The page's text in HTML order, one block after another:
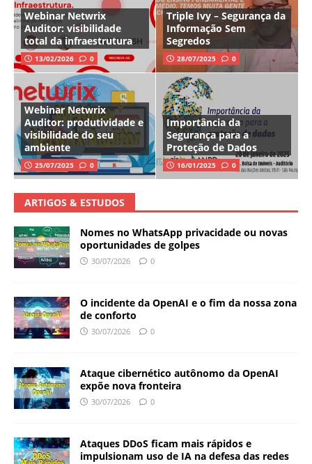
Webinar Netwrix
Auditor: visibilidade
total da infraestrutura
13/02/2026 0
Triple Ivy – Segurança da
Informação Sem
Segredos
28/07/2025 0
Webinar Netwrix
Auditor: produtividade e
visibilidade do seu
ambiente
25/07/2025 0
Importância da
Segurança para a
Proteção de Dados
16/01/2025 0
ARTIGOS & ESTUDOS
Nomes no WhatsApp privacidade ou novas
oportunidades de golpes
30/07/2026 0
O incidente da OpenAI e o fim da nossa zona
de conforto
30/07/2026 0
Ataque cibernético autônomo da OpenAI
expõe nova fronteira
30/07/2026 0
Ataques DDoS ficam mais rápidos e
impulsionam uso de IA na defesa das redes